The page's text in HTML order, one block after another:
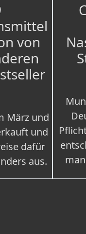
von
März und
und
dafür
aus.